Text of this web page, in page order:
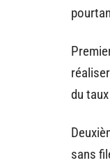
du
sans